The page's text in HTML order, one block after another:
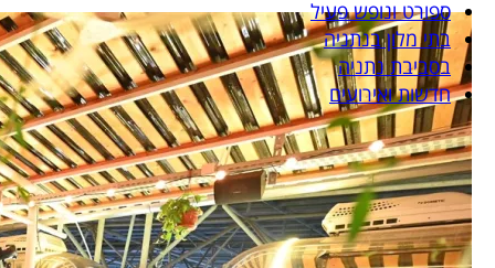
ספורט ונופש פעיל
בתי מלון בנתניה
בסביבת נתניה
חדשות ואירועים